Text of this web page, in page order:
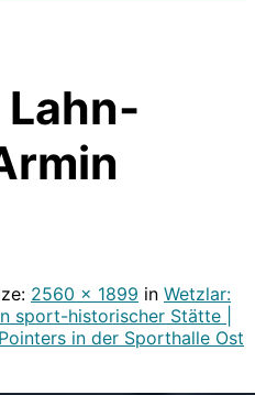
Lahn-
2560 × 1899 in Wetzlar:
sport-historischer Stätte |
in der Sporthalle Ost